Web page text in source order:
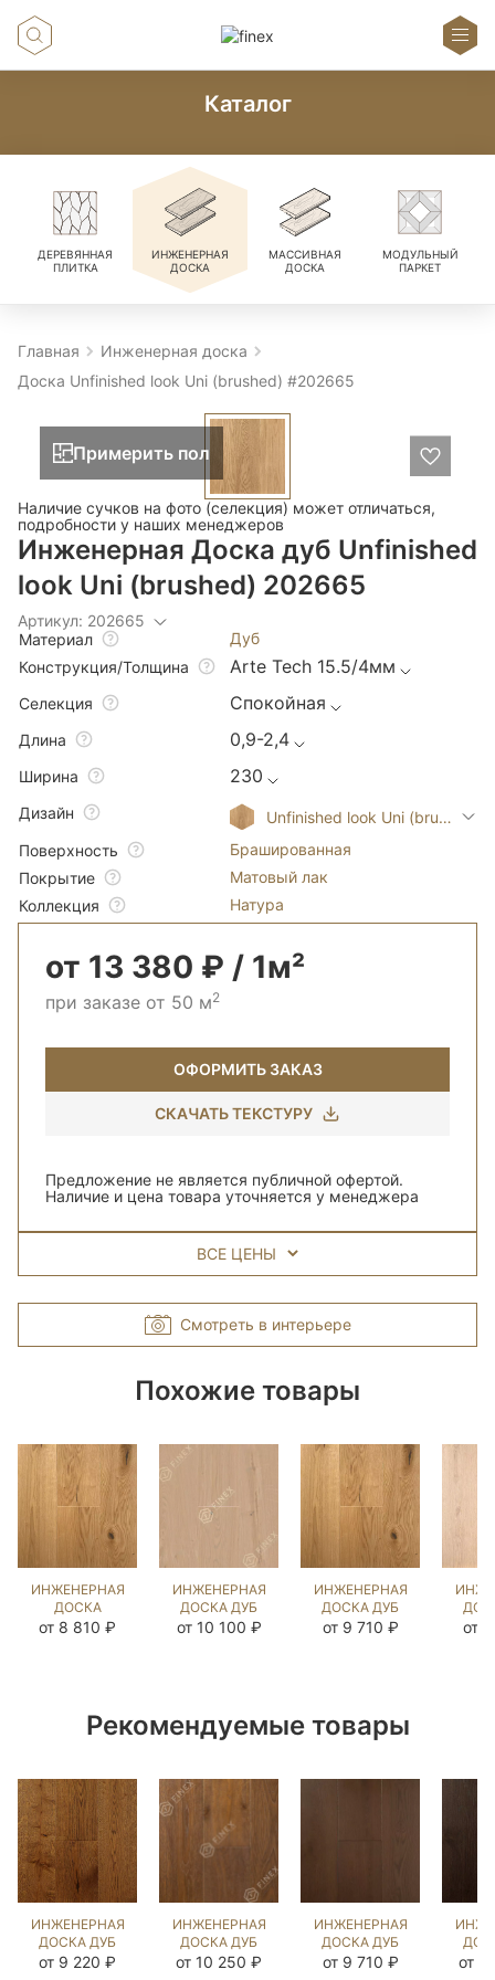
Каталог
ДЕРЕВЯННАЯ
ПЛИТКА
ИНЖЕНЕРНАЯ
ДОСКА
МАССИВНАЯ
ДОСКА
МОДУЛЬНЫЙ
ПАРКЕТ
Главная
Инженерная доска
Доска Unfinished look Uni (brushed) #202665
Примерить пол
Наличие сучков на фото (селекция) может отличаться,
подробности у наших менеджеров
Инженерная Доска дуб Unfinished
look Uni (brushed) 202665
Артикул: 202665
Материал
Дуб
Конструкция/Толщина
Arte Tech 15.5/4мм
Селекция Спокойная
Длина 0,9-2,4
Ширина 230
Дизайн
Unfinished look Uni (brushed)
Поверхность
Брашированная
Покрытие
Матовый лак
Коллекция
Натура
от 13 380 ₽ / 1м²
при заказе от 50 м2
ОФОРМИТЬ ЗАКАЗ
СКАЧАТЬ ТЕКСТУРУ
Предложение не является публичной офертой.
Наличие и цена товара уточняется у менеджера
ВСЕ ЦЕНЫ
Смотреть в интерьере
Похожие товары
ИНЖЕНЕРНАЯ
ДОСКА
ЯСЕНЬ
от 8 810 ₽
ИНЖЕНЕРНАЯ
ДОСКА ДУБ
COLONIAL
от 10 100 ₽
ИНЖЕНЕРНАЯ
ДОСКА ДУБ
НАТУРАЛЬНЫЙ
от 9 710 ₽ от
Рекомендуемые товары
ИНЖЕНЕРНАЯ
ДОСКА ДУБ
18 ВЕК
от 9 220 ₽
ИНЖЕНЕРНАЯ
ДОСКА ДУБ
ВИНЧИНЬЯТТА
от 10 250 ₽
ИНЖЕНЕРНАЯ
ДОСКА ДУБ
ЧЁРНЫЙ
от 9 710 ₽ от